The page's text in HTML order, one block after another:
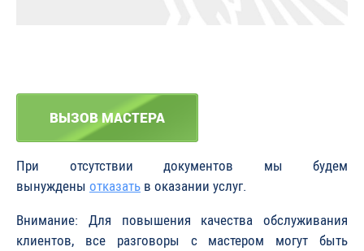
ВЫЗОВ МАСТЕРА
При отсутствии документов мы будем
вынуждены отказать в оказании услуг.
Внимание: Для повышения качества обслуживания
клиентов, все разговоры с мастером могут быть